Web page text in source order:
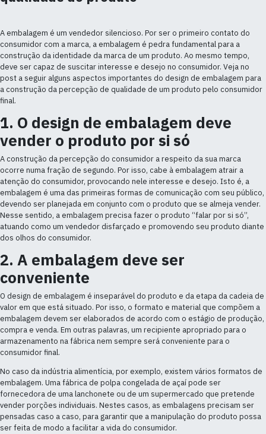
A embalagem é um vendedor silencioso. Por ser o primeiro contato do
consumidor com a marca, a embalagem é pedra fundamental para a
construção da identidade da marca de um produto. Ao mesmo tempo,
deve ser capaz de suscitar interesse e desejo no consumidor. Veja no
post a seguir alguns aspectos importantes do design de embalagem para
a construção da percepção de qualidade de um produto pelo consumidor
final.
1. O design de embalagem deve
vender o produto por si só
A construção da percepção do consumidor a respeito da sua marca
ocorre numa fração de segundo. Por isso, cabe à embalagem atrair a
atenção do consumidor, provocando nele interesse e desejo. Isto é, a
embalagem é uma das primeiras formas de comunicação com seu público,
devendo ser planejada em conjunto com o produto que se almeja vender.
Nesse sentido, a embalagem precisa fazer o produto “falar por si só”,
atuando como um vendedor disfarçado e promovendo seu produto diante
dos olhos do consumidor.
2. A embalagem deve ser
conveniente
O design de embalagem é inseparável do produto e da etapa da cadeia de
valor em que está situado. Por isso, o formato e material que compõem a
embalagem devem ser elaborados de acordo com o estágio de produção,
compra e venda. Em outras palavras, um recipiente apropriado para o
armazenamento na fábrica nem sempre será conveniente para o
consumidor final.
No caso da indústria alimentícia, por exemplo, existem vários formatos de
embalagem. Uma fábrica de polpa congelada de açaí pode ser
fornecedora de uma lanchonete ou de um supermercado que pretende
vender porções individuais. Nestes casos, as embalagens precisam ser
pensadas caso a caso, para garantir que a manipulação do produto possa
ser feita de modo a facilitar a vida do consumidor.